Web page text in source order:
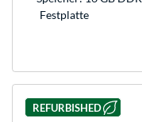
Festplatte
REFURBISHED